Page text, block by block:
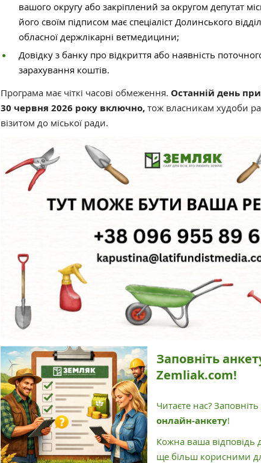
вашого округу або закріплений за округом депутат
його своїм підписом має спеціаліст Долинського
обласної держлікарні ветмедицини;
Довідку з банку про відкриття або наявність
зарахування коштів.
Програма має чіткі часові обмеження. Останній день
30 червня 2026 року включно, тож власникам худоби
візитом до міської ради.
Заповніть
Zemliak.com!
Читаєте нас? Заповніть
онлайн-анкету!
Кожна ваша відповідь
ще більш корисними